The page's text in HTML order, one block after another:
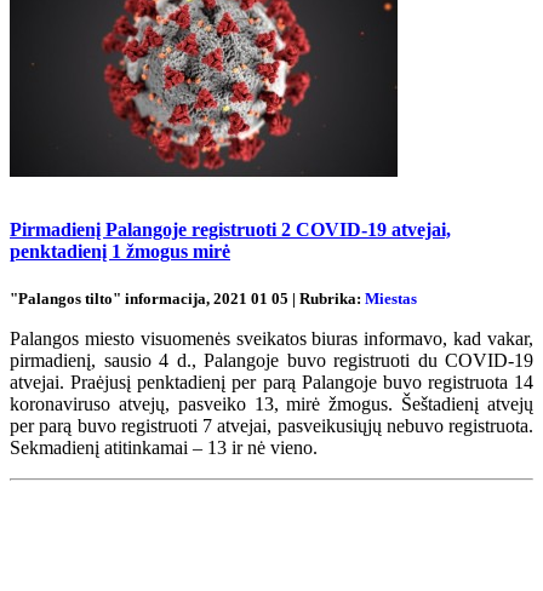
Pirmadienį Palangoje registruoti 2 COVID-19 atvejai,
penktadienį 1 žmogus mirė
"Palangos tilto" informacija, 2021 01 05 | Rubrika: Miestas
Palangos miesto visuomenės sveikatos biuras informavo, kad vakar,
pirmadienį, sausio 4 d., Palangoje buvo registruoti du COVID-19
atvejai. Praėjusį penktadienį per parą Palangoje buvo registruota 14
koronaviruso atvejų, pasveiko 13, mirė žmogus. Šeštadienį atvejų
per parą buvo registruoti 7 atvejai, pasveikusiųjų nebuvo registruota.
Sekmadienį atitinkamai – 13 ir nė vieno.